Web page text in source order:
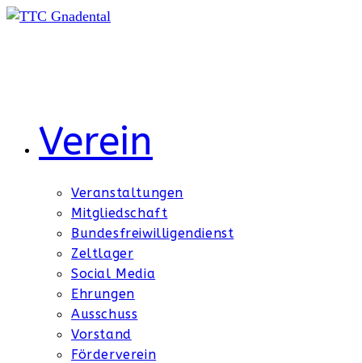
Zum
Verein
Veranstaltungen
Mitgliedschaft
Bundesfreiwilligendienst
Zeltlager
Social Media
Ehrungen
Ausschuss
Vorstand
Förderverein